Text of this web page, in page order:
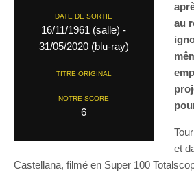
DATE DE SORTIE
16/11/1961 (salle) -
31/05/2020 (blu-ray)
TITRE ORIGINAL
NOTRE SCORE
6
au
et
Castellana, filmé en Super 100